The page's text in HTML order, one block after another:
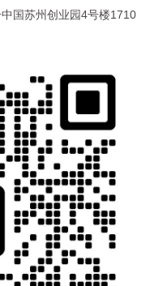
国苏州创业园4号楼1710